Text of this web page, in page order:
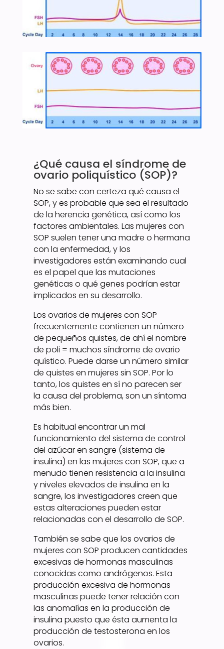
¿Qué causa el síndrome de
ovario poliquístico (SOP)?
No se sabe con certeza qué causa el
SOP, y es probable que sea el resultado
de la herencia genética, así como los
factores ambientales. Las mujeres con
SOP suelen tener una madre o hermana
con la enfermedad, y los
investigadores están examinando cual
es el papel que las mutaciones
genéticas o qué genes podrían estar
implicados en su desarrollo.
Los ovarios de mujeres con SOP
frecuentemente contienen un número
de pequeños quistes, de ahí el nombre
de poli = muchos síndrome de ovario
quístico. Puede darse un número similar
de quistes en mujeres sin SOP. Por lo
tanto, los quistes en sí no parecen ser
la causa del problema, son un síntoma
más bien.
Es habitual encontrar un mal
funcionamiento del sistema de control
del azúcar en sangre (sistema de
insulina) en las mujeres con SOP, que a
menudo tienen resistencia a la insulina
y niveles elevados de insulina en la
sangre, los investigadores creen que
estas alteraciones pueden estar
relacionadas con el desarrollo de SOP.
También se sabe que los ovarios de
mujeres con SOP producen cantidades
excesivas de hormonas masculinas
conocidas como andrógenos. Esta
producción excesiva de hormonas
masculinas puede tener relación con
las anomalías en la producción de
insulina puesto que ésta aumenta la
producción de testosterona en los
ovarios.